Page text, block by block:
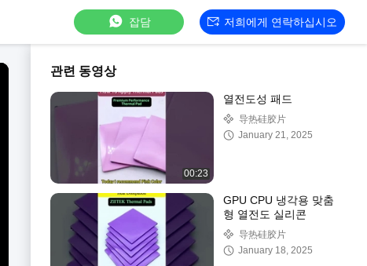
잡담 저희에게 연락하십시오
관련 동영상
00:23
열전도성 패드
导热硅胶片
January 21, 2025
GPU CPU 냉각용 맞춤
형 열전도 실리콘
导热硅胶片
January 18, 2025